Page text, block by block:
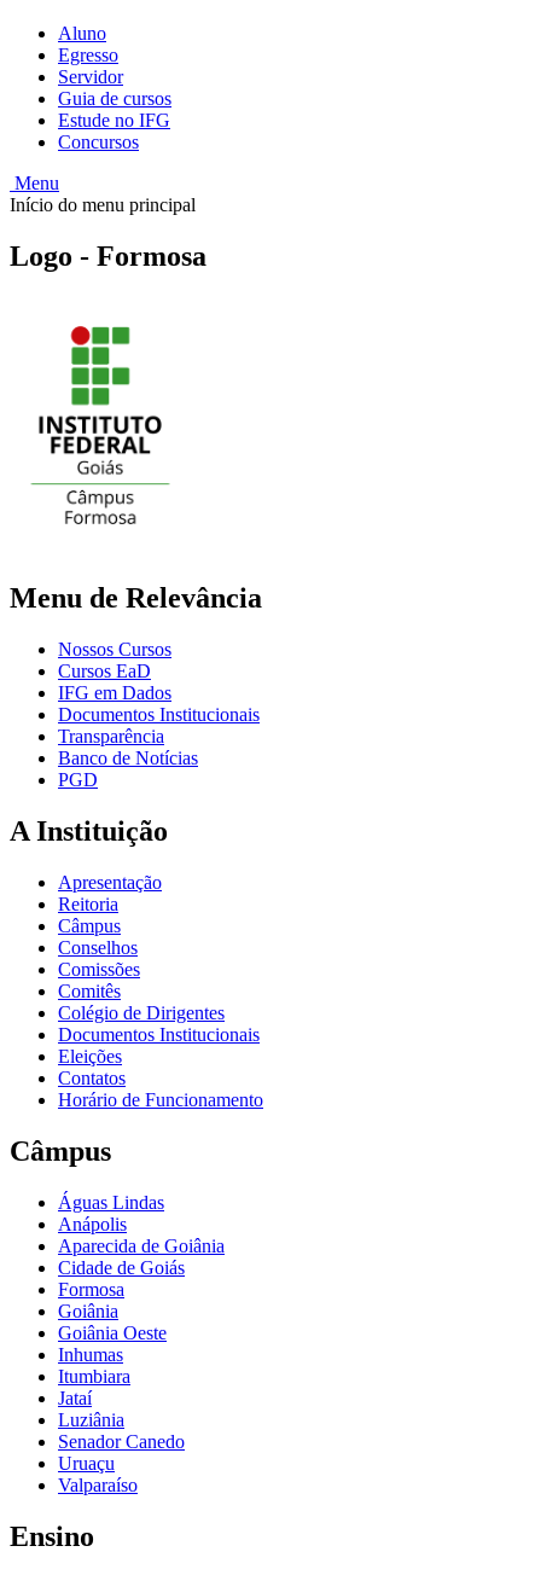
Aluno
Egresso
Servidor
Guia de cursos
Estude no IFG
Concursos
Menu
Início do menu principal
Logo - Formosa
Menu de Relevância
Nossos Cursos
Cursos EaD
IFG em Dados
Documentos Institucionais
Transparência
Banco de Notícias
PGD
A Instituição
Apresentação
Reitoria
Câmpus
Conselhos
Comissões
Comitês
Colégio de Dirigentes
Documentos Institucionais
Eleições
Contatos
Horário de Funcionamento
Câmpus
Águas Lindas
Anápolis
Aparecida de Goiânia
Cidade de Goiás
Formosa
Goiânia
Goiânia Oeste
Inhumas
Itumbiara
Jataí
Luziânia
Senador Canedo
Uruaçu
Valparaíso
Ensino